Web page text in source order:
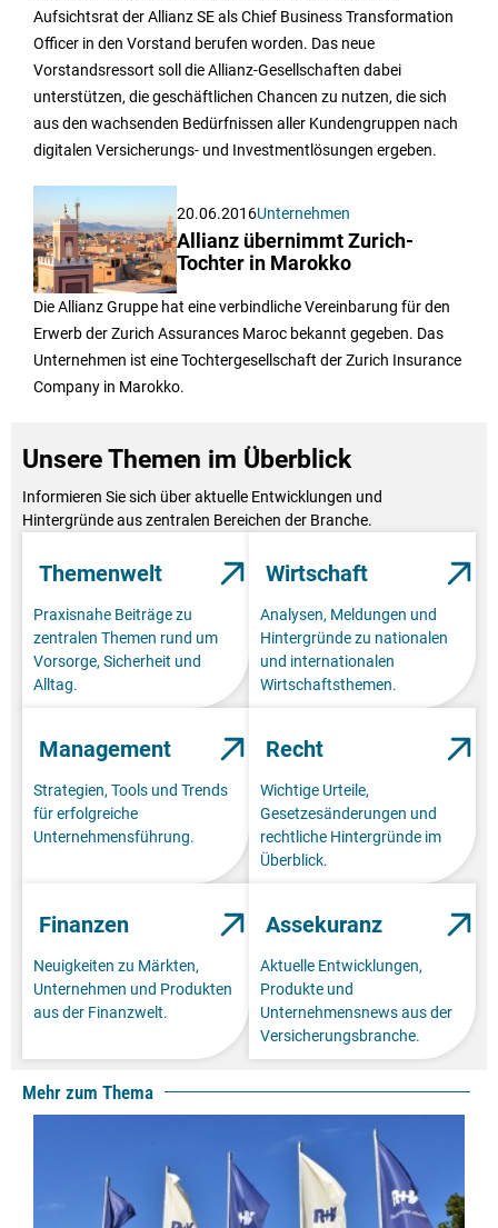
Aufsichtsrat der Allianz SE als Chief Business Transformation
Officer in den Vorstand berufen worden. Das neue
Vorstandsressort soll die Allianz-Gesellschaften dabei
unterstützen, die geschäftlichen Chancen zu nutzen, die sich
aus den wachsenden Bedürfnissen aller Kundengruppen nach
digitalen Versicherungs- und Investmentlösungen ergeben.
20.06.2016Unternehmen
Allianz übernimmt Zurich-
Tochter in Marokko
Die Allianz Gruppe hat eine verbindliche Vereinbarung für den
Erwerb der Zurich Assurances Maroc bekannt gegeben. Das
Unternehmen ist eine Tochtergesellschaft der Zurich Insurance
Company in Marokko.
Unsere Themen im Überblick
Informieren Sie sich über aktuelle Entwicklungen und
Hintergründe aus zentralen Bereichen der Branche.
Themenwelt
Praxisnahe Beiträge zu
zentralen Themen rund um
Vorsorge, Sicherheit und
Alltag.
Wirtschaft
Analysen, Meldungen und
Hintergründe zu nationalen
und internationalen
Wirtschaftsthemen.
Management
Strategien, Tools und Trends
für erfolgreiche
Unternehmensführung.
Recht
Wichtige Urteile,
Gesetzesänderungen und
rechtliche Hintergründe im
Überblick.
Finanzen
Neuigkeiten zu Märkten,
Unternehmen und Produkten
aus der Finanzwelt.
Assekuranz
Aktuelle Entwicklungen,
Produkte und
Unternehmensnews aus der
Versicherungsbranche.
Mehr zum Thema